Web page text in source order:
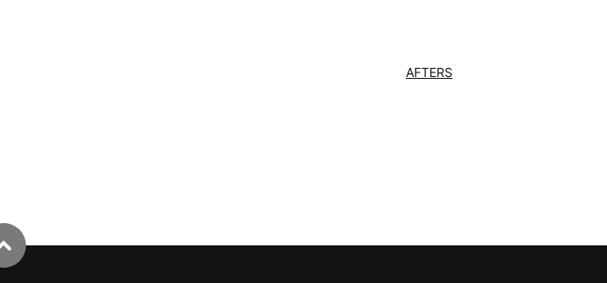
AFTERS